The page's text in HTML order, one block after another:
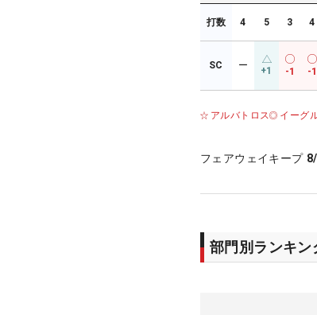
打数 4 5 3 4
SC ー +1 -1 -1
アルバトロス イーグ
フェアウェイキープ
部門別ランキン